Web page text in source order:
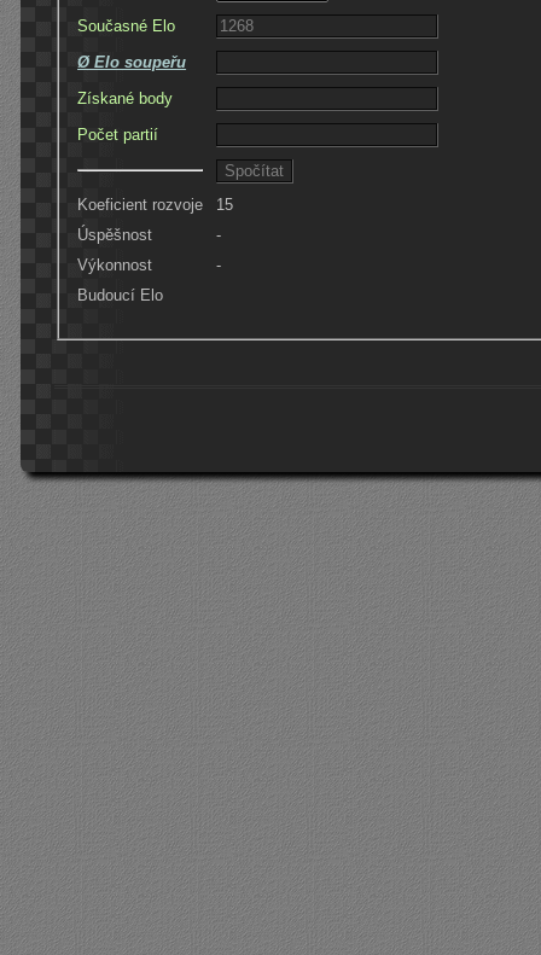
Současné Elo
Ø Elo soupeřu
Získané body
Počet partií
Koeficient rozvoje
15
Úspěšnost
-
Výkonnost
-
Budoucí Elo